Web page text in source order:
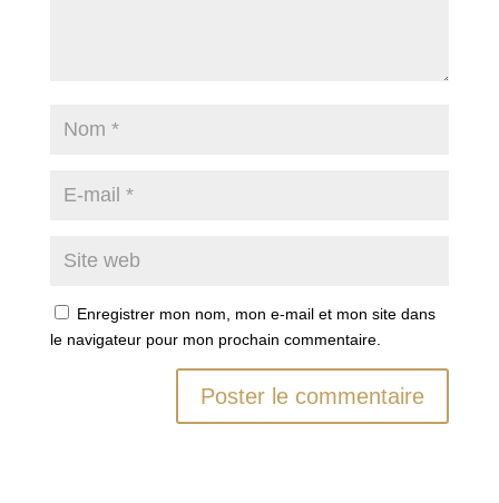
Enregistrer mon nom, mon e-mail et mon site dans
le navigateur pour mon prochain commentaire.